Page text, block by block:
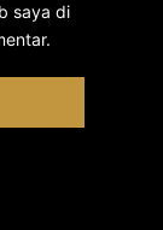
saya di